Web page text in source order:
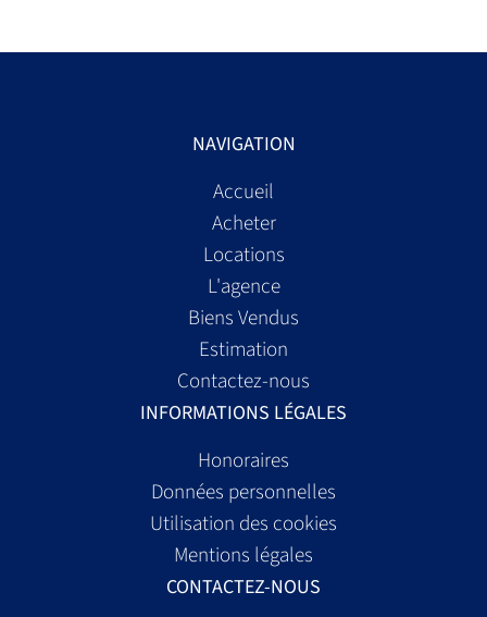
NAVIGATION
Accueil
Acheter
Locations
L'agence
Biens Vendus
Estimation
Contactez-nous
INFORMATIONS LÉGALES
Honoraires
Données personnelles
Utilisation des cookies
Mentions légales
CONTACTEZ-NOUS